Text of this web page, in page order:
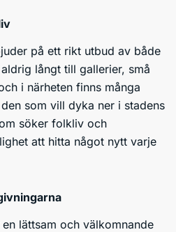
på ett rikt utbud av både
långt till gallerier, små
i närheten finns många
som vill dyka ner i stadens
söker folkliv och
att hitta något nytt varje
lättsam och välkomnande